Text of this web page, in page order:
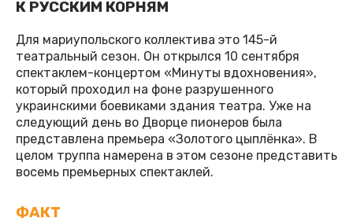
К РУССКИМ КОРНЯМ
Для мариупольского коллектива это 145-й
театральный сезон. Он открылся 10 сентября
спектаклем-концертом «Минуты вдохновения»,
который проходил на фоне разрушенного
украинскими боевиками здания театра. Уже на
следующий день во Дворце пионеров была
представлена премьера «Золотого цыплёнка». В
целом труппа намерена в этом сезоне представить
восемь премьерных спектаклей.
ФАКТ